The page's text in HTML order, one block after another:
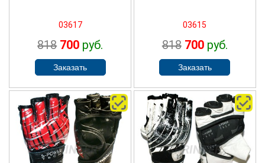
03617
818 700 руб.
03615
818 700руб.
SPRINTER SPRINTER